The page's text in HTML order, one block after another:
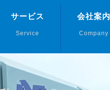
サービス
Service
会社案内
Company